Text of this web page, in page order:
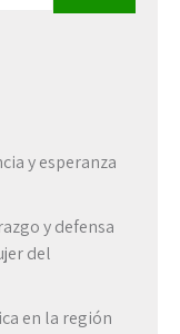
y esperanza
y defensa
del
en la región